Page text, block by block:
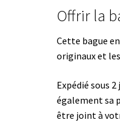
Offrir la
Cette bague
originaux et
Expédié sous
également sa
être joint à